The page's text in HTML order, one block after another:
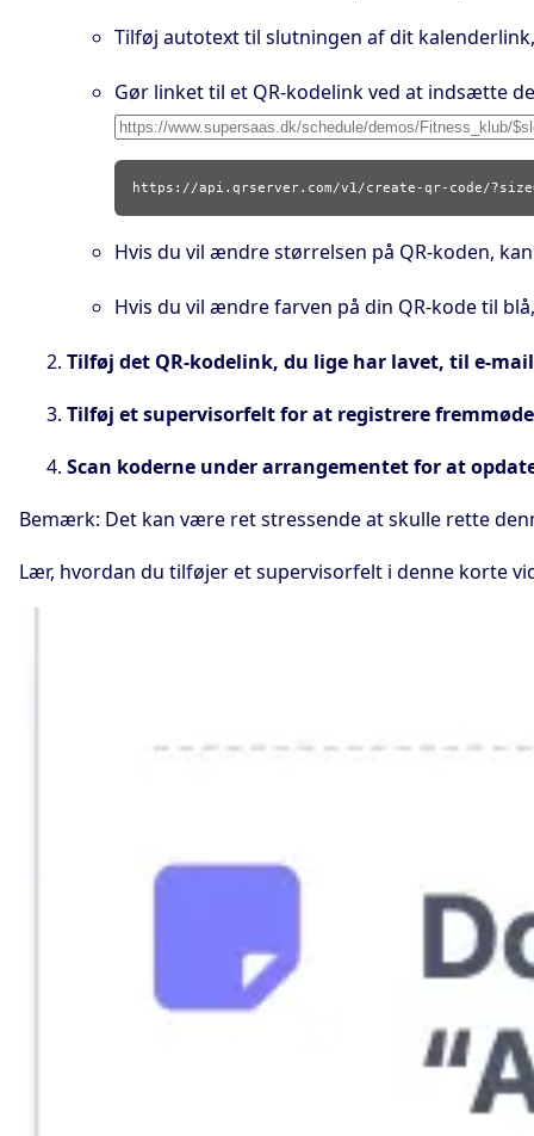
Tilføj autotext til slutningen af dit
Gør linket til et QR-kodelink ved at indsætte
https://api.qrserver.com/v1/create-qr-code/
Hvis du vil ændre størrelsen på QR-koden,
Hvis du vil ændre farven på din QR-kode til
Tilføj det QR-kodelink, du lige har lavet, til e-
Tilføj et supervisorfelt for at registrere
Scan koderne under arrangementet for at
Bemærk: Det kan være ret stressende at skulle rette
Lær, hvordan du tilføjer et supervisorfelt i denne korte